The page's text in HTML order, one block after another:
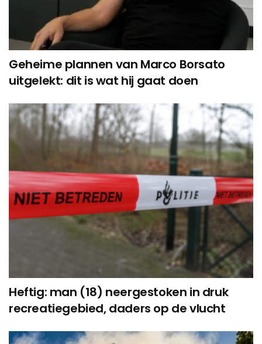
Geheime plannen van Marco Borsato
uitgelekt: dit is wat hij gaat doen
Heftig: man (18) neergestoken in druk
recreatiegebied, daders op de vlucht